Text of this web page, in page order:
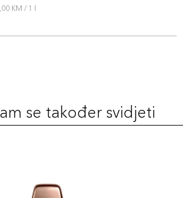
KM / 1 l
se također svidjeti